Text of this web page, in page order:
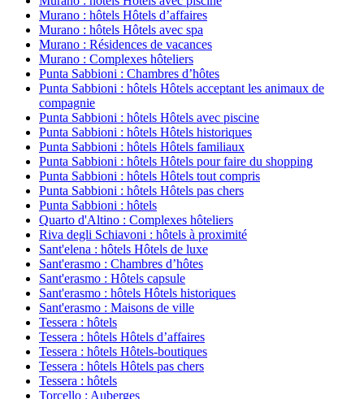
Murano : hôtels Hôtels d’affaires
Murano : hôtels Hôtels avec spa
Murano : Résidences de vacances
Murano : Complexes hôteliers
Punta Sabbioni : Chambres d’hôtes
Punta Sabbioni : hôtels Hôtels acceptant les animaux de
compagnie
Punta Sabbioni : hôtels Hôtels avec piscine
Punta Sabbioni : hôtels Hôtels historiques
Punta Sabbioni : hôtels Hôtels familiaux
Punta Sabbioni : hôtels Hôtels pour faire du shopping
Punta Sabbioni : hôtels Hôtels tout compris
Punta Sabbioni : hôtels Hôtels pas chers
Punta Sabbioni : hôtels
Quarto d'Altino : Complexes hôteliers
Riva degli Schiavoni : hôtels à proximité
Sant'elena : hôtels Hôtels de luxe
Sant'erasmo : Chambres d’hôtes
Sant'erasmo : Hôtels capsule
Sant'erasmo : hôtels Hôtels historiques
Sant'erasmo : Maisons de ville
Tessera : hôtels
Tessera : hôtels Hôtels d’affaires
Tessera : hôtels Hôtels-boutiques
Tessera : hôtels Hôtels pas chers
Tessera : hôtels
Torcello : Auberges